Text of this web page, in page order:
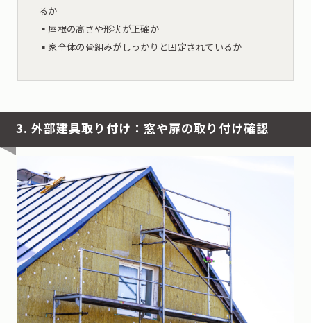
るか
▪︎屋根の高さや形状が正確か
▪︎家全体の骨組みがしっかりと固定されているか
3. 外部建具取り付け：窓や扉の取り付け確認